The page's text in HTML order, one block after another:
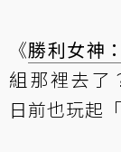
《勝利女神
組那裡去了
日前也玩起